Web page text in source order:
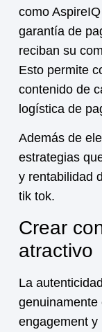
como
garantía de
reciban su
Esto permite
contenido de
logística de
Además de
estrategias
y rentabilidad
tik tok.
Crear
atractivo
La
genuinamente
engagement y